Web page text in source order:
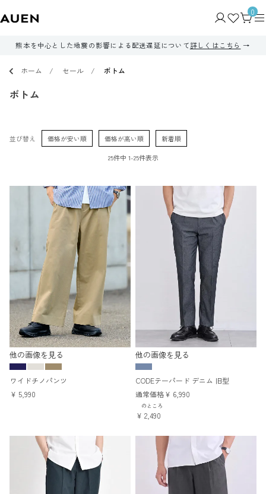
0
熊本を中心とした地震の影響による配送遅延について詳しくはこちら
ホーム セール ボトム
ボトム
並び替え 価格が安い順 価格が高い順
新着順
25件中 1-25件表示
他の画像を見る
ワイドチノパンツ
¥ 5,990
他の画像を見る
CODEテーパード デニム 旧型
通常価格¥ 6,990
のところ
¥ 2,490